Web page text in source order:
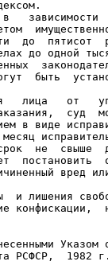
зависимости
до  пятисот
до одной
быть
лица   от
суд
в виде
не  свыше
постановить
вред
и лишения
конфискации,
Указом
РСФСР,